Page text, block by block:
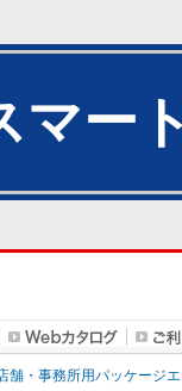
マー
舗・事務所用パッケージ